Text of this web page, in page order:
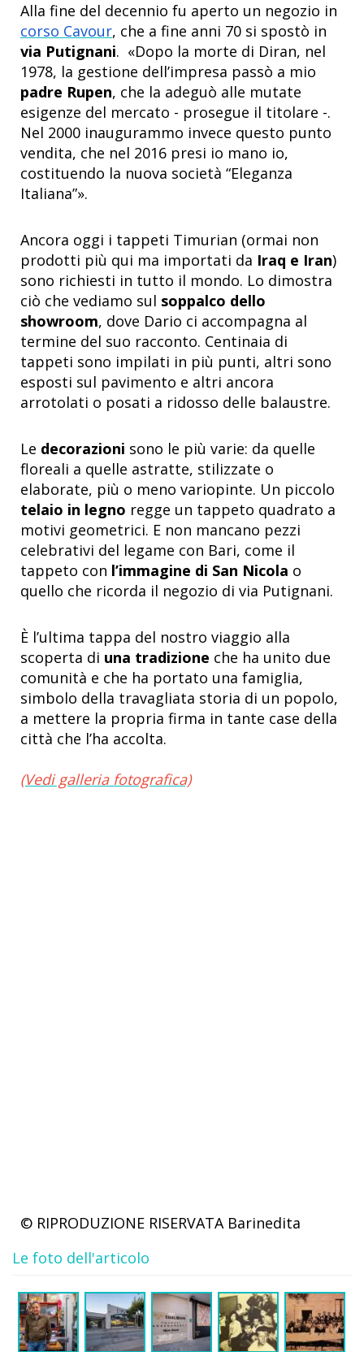
Alla fine del decennio fu aperto un negozio in
corso Cavour, che a fine anni 70 si spostò in
via Putignani. «Dopo la morte di Diran, nel
1978, la gestione dell’impresa passò a mio
padre Rupen, che la adeguò alle mutate
esigenze del mercato - prosegue il titolare -.
Nel 2000 inaugurammo invece questo punto
vendita, che nel 2016 presi io mano io,
costituendo la nuova società “Eleganza
Italiana”».
Ancora oggi i tappeti Timurian (ormai non
prodotti più qui ma importati da Iraq e Iran)
sono richiesti in tutto il mondo. Lo dimostra
ciò che vediamo sul soppalco dello
showroom, dove Dario ci accompagna al
termine del suo racconto. Centinaia di
tappeti sono impilati in più punti, altri sono
esposti sul pavimento e altri ancora
arrotolati o posati a ridosso delle balaustre.
Le decorazioni sono le più varie: da quelle
floreali a quelle astratte, stilizzate o
elaborate, più o meno variopinte. Un piccolo
telaio in legno regge un tappeto quadrato a
motivi geometrici. E non mancano pezzi
celebrativi del legame con Bari, come il
tappeto con l’immagine di San Nicola o
quello che ricorda il negozio di via Putignani.
È l’ultima tappa del nostro viaggio alla
scoperta di una tradizione che ha unito due
comunità e che ha portato una famiglia,
simbolo della travagliata storia di un popolo,
a mettere la propria firma in tante case della
città che l’ha accolta.
(Vedi galleria fotografica)
© RIPRODUZIONE RISERVATA Barinedita
Le foto dell'articolo